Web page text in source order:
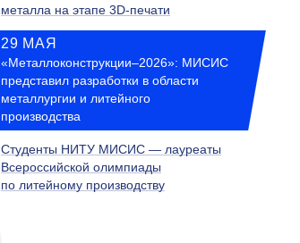
металла на этапе 3D-печати
29 МАЯ
«Металлоконструкции–2026»: МИСИС
представил разработки в области
металлургии и литейного
производства
Студенты НИТУ МИСИС — лауреаты
Всероссийской олимпиады
по литейному производству